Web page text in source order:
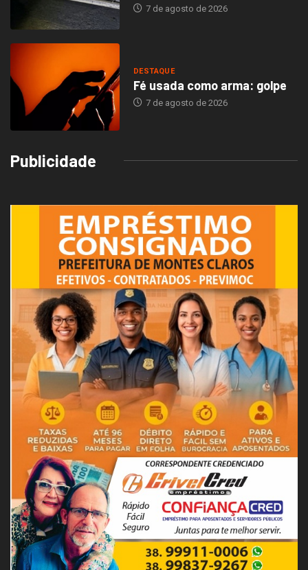
7 de agosto de 2026
DESTAQUE
Fé usada como arma: golpe
7 de agosto de 2026
Publicidade